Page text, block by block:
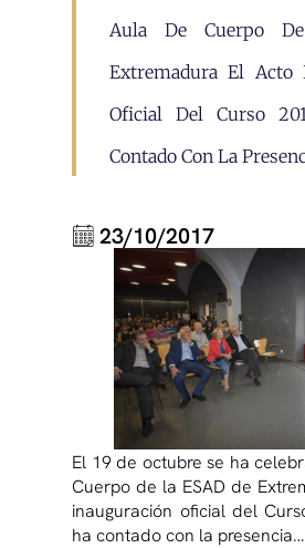
Aula De Cuerpo
Extremadura El Acto
Oficial Del Curso
Contado Con La
23/10/2017
El 19 de octubre se ha
Cuerpo de la ESAD de
inauguración oficial del
ha contado con la presencia…